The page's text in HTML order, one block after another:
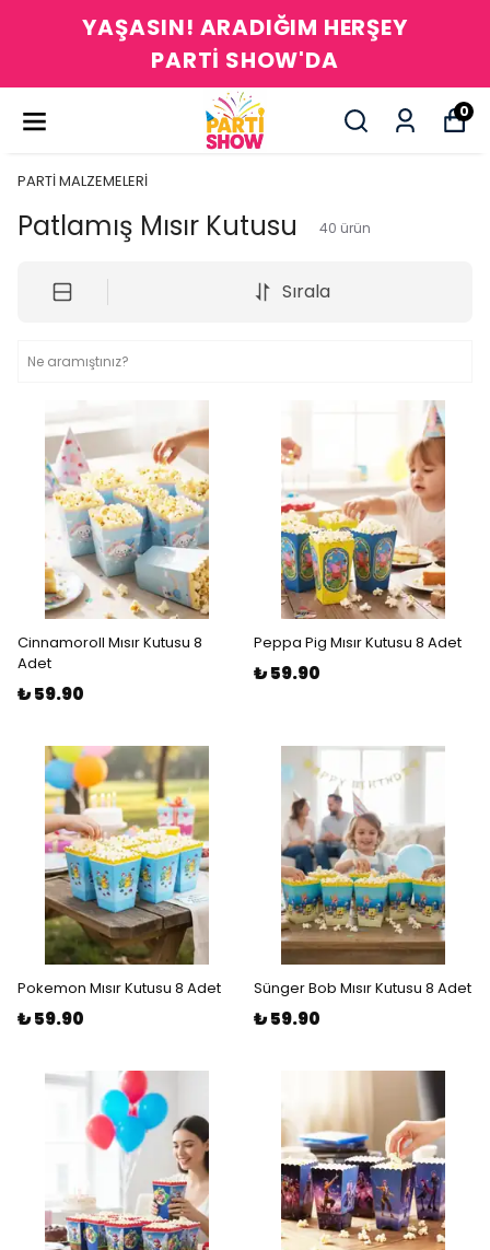
YAŞASIN! ARADIĞIM HERŞEY
PARTİ SHOW'DA
0
PARTİ MALZEMELERİ
Patlamış Mısır Kutusu 40 ürün
Sırala
Cinnamoroll Mısır Kutusu 8
Adet
₺ 59.90
Peppa Pig Mısır Kutusu 8 Adet
₺ 59.90
Pokemon Mısır Kutusu 8 Adet
₺ 59.90
Sünger Bob Mısır Kutusu 8 Adet
₺ 59.90